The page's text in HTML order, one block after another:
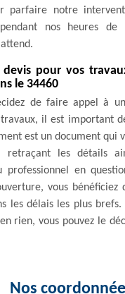
parfaire notre
nos heures de
devis pour vos
le 34460
de faire appel à
il est important
est un document qui
retraçant les détails
professionnel en
vous
les délais les plus brefs.
rien, vous pouvez le
Nos